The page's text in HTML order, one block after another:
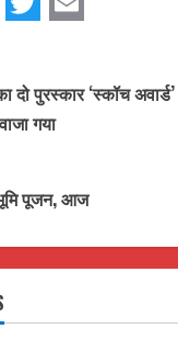
दो पुरस्कार ‘स्कॉच
गया
पूजन, आज